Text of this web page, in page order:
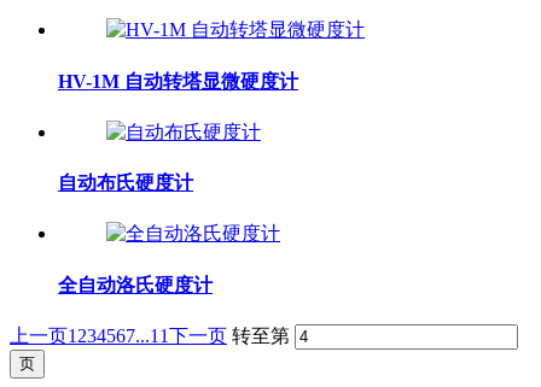
HV-1M 自动转塔显微硬度计
自动布氏硬度计
全自动洛氏硬度计
上一页1 234567...11下一页 转至第